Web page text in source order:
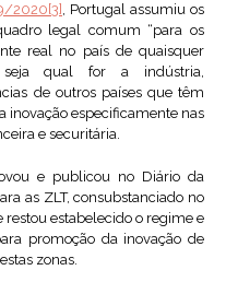
2020[3] , Portugal assumiu os
legal comum “para os
real no país de quaisquer
seja qual for a indústria,
de outros países que têm
inovação especificamente nas
e securitária.
e publicou no Diário da
as ZLT, consubstanciado no
restou estabelecido o regime e
promoção da inovação de
zonas.